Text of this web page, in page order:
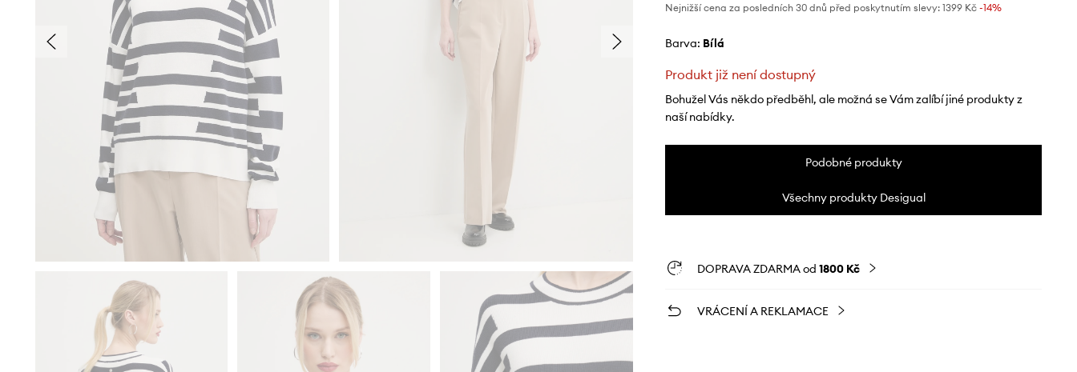
Nejnižší cena za posledních 30 dnů před poskytnutím slevy: 1399 Kč -14%
Barva: bílá
Produkt již není dostupný
Bohužel Vás někdo předběhl, ale možná se Vám zalíbí jiné produkty z
naší nabídky.
Podobné produkty
Všechny produkty Desigual
DOPRAVA ZDARMA od 1800 Kč
VRÁCENÍ A REKLAMACE